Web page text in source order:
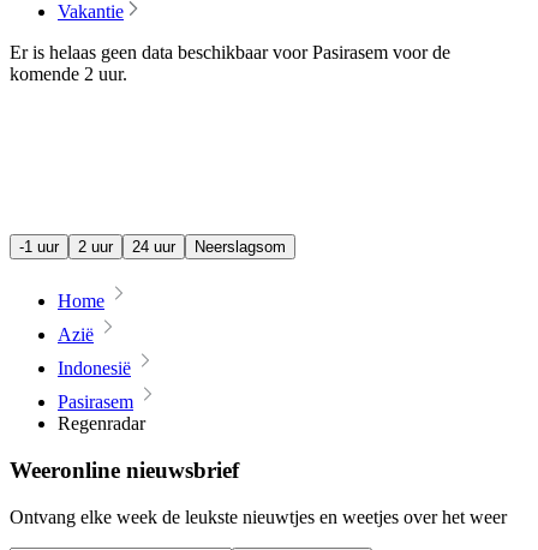
Vakantie
Er is helaas geen data beschikbaar voor Pasirasem voor de
komende 2 uur.
-1 uur 2 uur 24 uur Neerslagsom
Home
Azië
Indonesië
Pasirasem
Regenradar
Weeronline nieuwsbrief
Ontvang elke week de leukste nieuwtjes en weetjes over het weer